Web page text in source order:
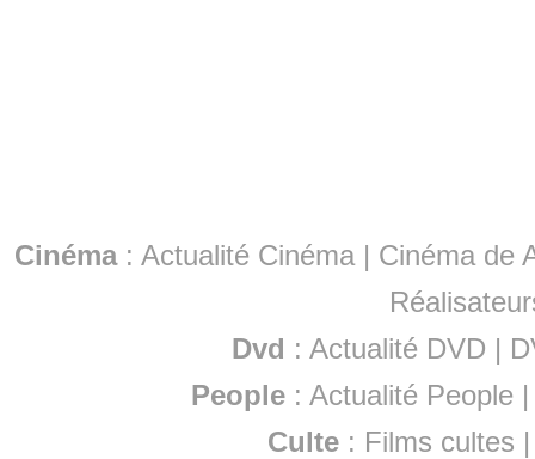
Cinéma: Actualité Cinéma | Cinéma de
Dvd : Actualité DVD |
People :Actualité People
Culte : Films cultes